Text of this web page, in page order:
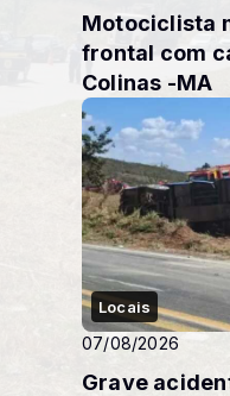
Motociclista
frontal com
Colinas -MA
Locais
07/08/2026
Grave